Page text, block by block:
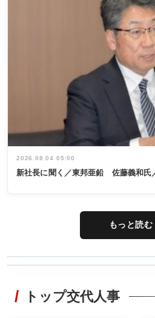
2026.08.04 05:00
新社長に聞く／東邦亜鉛 佐藤義和氏
もっと読む
非鉄業界で
タックトレー
トップ交代人事